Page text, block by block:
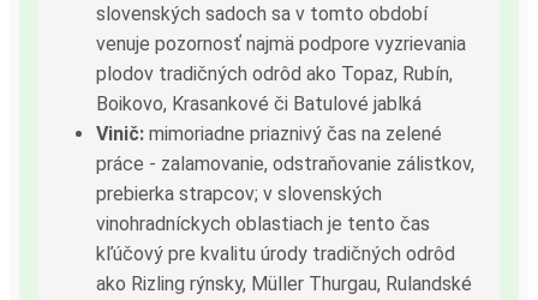
slovenských sadoch sa v tomto období
venuje pozornosť najmä podpore vyzrievania
plodov tradičných odrôd ako Topaz, Rubín,
Boikovo, Krasankové či Batulové jablká
Vinič: mimoriadne priaznivý čas na zelené
práce - zalamovanie, odstraňovanie zálistkov,
prebierka strapcov; v slovenských
vinohradníckych oblastiach je tento čas
kľúčový pre kvalitu úrody tradičných odrôd
ako Rizling rýnsky, Müller Thurgau, Rulandské